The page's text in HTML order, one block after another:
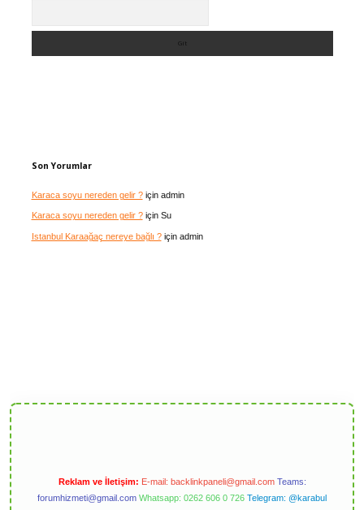
Son Yorumlar
Karaca soyu nereden gelir ?için admin
Karaca soyu nereden gelir ?için Su
Istanbul Karaağaç nereye bağlı ?için admin
Reklam ve İletişim: E-mail: backlinkpaneli@gmail.com Teams:
forumhizmeti@gmail.com Whatsapp: 0262 606 0 726 Telegram: @karabul